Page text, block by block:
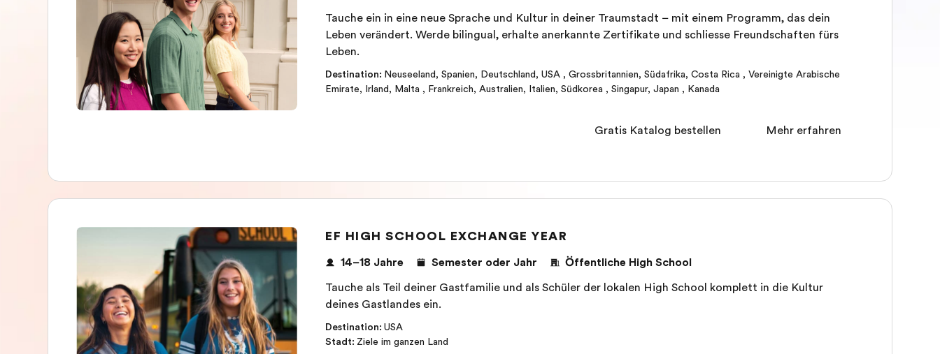
Tauche ein in eine neue Sprache und Kultur in deiner Traumstadt – mit einem Programm, das dein
Leben verändert. Werde bilingual, erhalte anerkannte Zertifikate und schliesse Freundschaften fürs
Leben.
Destination: Neuseeland, Spanien, Deutschland, USA , Grossbritannien, Südafrika, Costa Rica , Vereinigte Arabische
Emirate, Irland, Malta , Frankreich, Australien, Italien, Südkorea , Singapur, Japan , Kanada
Mehr erfahren
Gratis Katalog bestellen
EF HIGH SCHOOL EXCHANGE YEAR
14–18 Jahre Semester oder Jahr
Öffentliche High School
Tauche als Teil deiner Gastfamilie und als Schüler der lokalen High School komplett in die Kultur
deines Gastlandes ein.
Destination: USA
Stadt: Ziele im ganzen Land